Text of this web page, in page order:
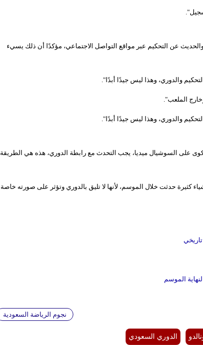
عن التحكيم عبر مواقع التواصل الاجتماعي، مؤكدًا أن ذلك يسيء
والدوري، وهذا ليس جيدًا أبدًا".
الملعب".
والدوري، وهذا ليس جيدًا أبدًا".
على السوشيال ميديا، يجب التحدث مع رابطة الدوري، هذه هي الطريقة
حدثت خلال الموسم، لأنها لا تليق بالدوري وتؤثر على صورته خاصة
الموسم
نجوم الرياضة السعودية
الدوري السعودي